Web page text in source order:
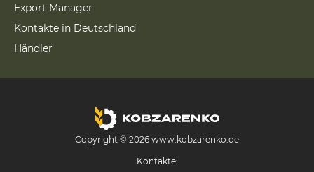
Export Manager
Kontakte in Deutschland
Händler
Copyright © 2026 www.kobzarenko.de
Kontakte: